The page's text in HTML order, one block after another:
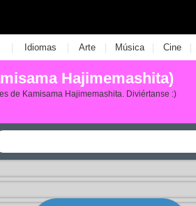
| Idiomas | Arte | Música | Cine |
Hajimemashita)
de Kamisama Hajimemashita. Diviértanse :)